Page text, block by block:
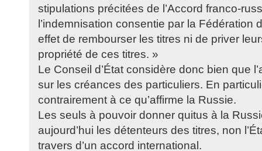
stipulations précitées de l’Accord franco-
l’indemnisation consentie par la Fédération
effet de rembourser les titres ni de priver
propriété de ces titres. »
Le Conseil d’État considère donc bien que
sur les créances des particuliers. En
contrairement à ce qu’affirme la Russie.
Les seuls à pouvoir donner quitus à la
aujourd’hui les détenteurs des titres, non
travers d’un accord international.